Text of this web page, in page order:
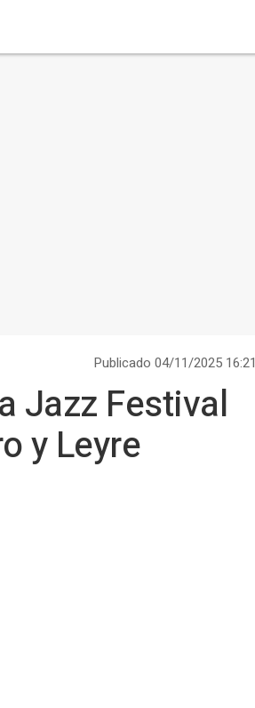
Publicado 04/11/2025 16:21
Jazz Festival
y Leyre